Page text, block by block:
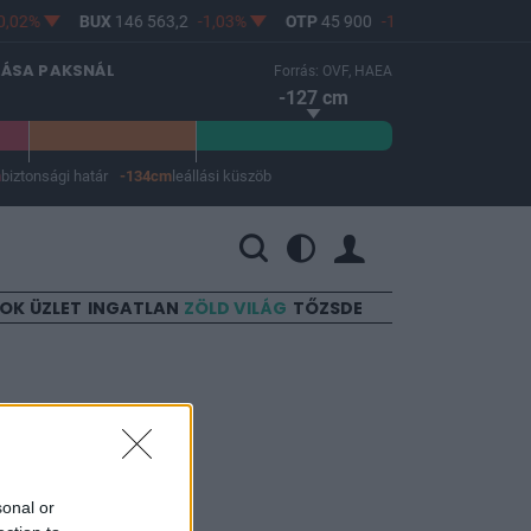
or
BUX146 563,2 -1,03% OTP45 900 -1,82%
PAKSNÁL Forrás: OVF, HAEA
-127 cm
biztonsági határ -134cm leállási küszöb
ÜZLET INGATLAN ZÖLD VILÁG TŐZSDE